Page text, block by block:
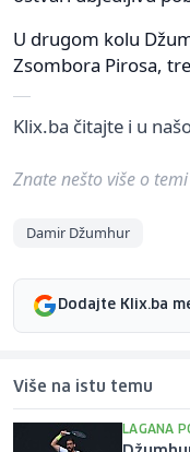
U drugom kolu
Zsombora Pirosa,
Klix.ba čitajte i u
Znate nešto više o
Damir Džumhur
Dodajte Klix.ba
Više na istu temu
LAGANA